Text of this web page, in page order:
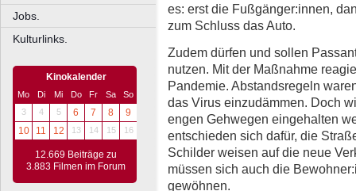
Jobs.
Kulturlinks.
Kinokalender
Mo Di Mi Do Fr Sa
So
3
4 5 6 7 8
9
10
11 12 13 14 15 16
12.669 Beiträge zu
3.883 Filmen im Forum
es: erst die Fußgänger:innen,
zum Schluss das Auto.
Zudem dürfen und sollen
nutzen. Mit der Maßnahme
Pandemie. Abstandsregeln
das Virus einzudämmen. Doch
engen Gehwegen eingehalten
entschieden sich dafür, die
Schilder weisen auf die neue
müssen sich auch die
gewöhnen.